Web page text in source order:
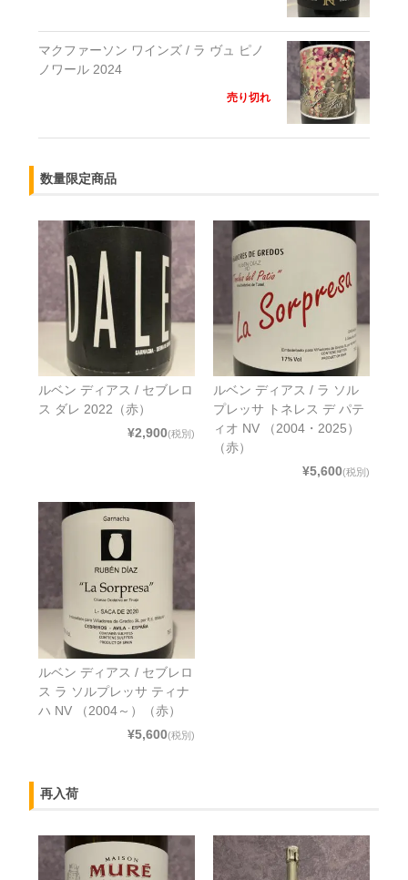
マクファーソン ワインズ / ラ ヴュ ピノ
ノワール 2024
売り切れ
数量限定商品
ルベン ディアス / セブレロ
ス ダレ 2022（赤）
¥2,900(税別)
ルベン ディアス / ラ ソル
プレッサ トネレス デ パテ
ィオ NV （2004・2025）
（赤）
¥5,600(税別)
ルベン ディアス / セブレロ
ス ラ ソルプレッサ ティナ
ハ NV （2004～）（赤）
¥5,600(税別)
再入荷